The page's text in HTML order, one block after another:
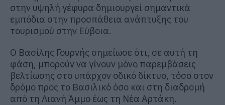
στην υψηλή γέφυρα δημιουργεί σημαντικά
εμπόδια στην προσπάθεια ανάπτυξης του
τουρισμού στην Εύβοια.
Ο Βασίλης Γουρνής σημείωσε ότι, σε αυτή τη
φάση, μπορούν να γίνουν μόνο παρεμβάσεις
βελτίωσης στο υπάρχον οδικό δίκτυο, τόσο στον
δρόμο προς το Βασιλικό όσο και στη διαδρομή
από τη Λιανή Άμμο έως τη Νέα Αρτάκη.